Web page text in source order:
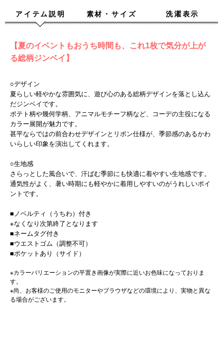
アイテム説明 素材・サイズ 洗濯表示
【夏のイベントもおうち時間も、これ1枚で気分が上が
る総柄ジンベイ】
○デザイン
夏らしい軽やかな雰囲気に、遊び心のある総柄デザインを落とし込ん
だジンベイです。
ポテト柄や幾何学柄、アニマルモチーフ柄など、コーデの主役になる
カラー展開が魅力です。
甚平ならではの前合わせデザインとリボン仕様が、季節感のあるかわ
いらしい印象を演出してくれます。
○生地感
さらっとした風合いで、汗ばむ季節にも快適に着やすい生地感です。
通気性がよく、暑い時期にも軽やかに着用しやすいのがうれしいポイ
ントです。
■ノベルティ（うちわ）付き
※なくなり次第終了となります
■ネームタグ付き
■ウエストゴム（調整不可）
■ポケットあり（サイド）
※カラーバリエーションの平置き画像が実際に近いお色味になっておりま
す。
※尚、お客様のご使用のモニターやブラウザなどの環境により、実物と異な
る場合がございます。